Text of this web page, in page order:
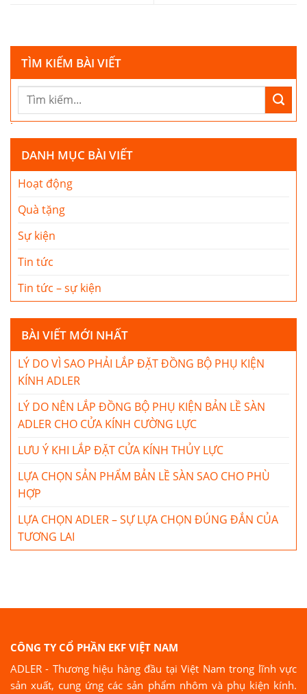
TÌM KIẾM BÀI VIẾT
DANH MỤC BÀI VIẾT
Hoạt động
Quà tặng
Sự kiện
Tin tức
Tin tức – sự kiện
BÀI VIẾT MỚI NHẤT
LÝ DO VÌ SAO PHẢI LẮP ĐẶT ĐỒNG BỘ PHỤ KIỆN
KÍNH ADLER
LÝ DO NÊN LẮP ĐỒNG BỘ PHỤ KIỆN BẢN LỀ SÀN
ADLER CHO CỬA KÍNH CƯỜNG LỰC
LƯU Ý KHI LẮP ĐẶT CỬA KÍNH THỦY LỰC
LỰA CHỌN SẢN PHẨM BẢN LỀ SÀN SAO CHO PHÙ
HỢP
LỰA CHỌN ADLER – SỰ LỰA CHỌN ĐÚNG ĐẮN CỦA
TƯƠNG LAI
CÔNG TY CỔ PHẦN EKF VIỆT NAM
ADLER - Thương hiệu hàng đầu tại Việt Nam trong lĩnh vực
sản xuất, cung ứng các sản phẩm nhôm và phụ kiện kính.